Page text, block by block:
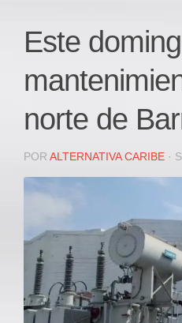
Deportes
JUDICIAL
REGIONAL
DEPARTAMENTAL
Internacional
Contactenos
facebook
Twitter
Instagram
Este
norte de
POR ALTERNATIVA CARIBE ·